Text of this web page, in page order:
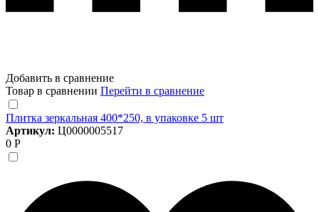
Добавить в сравнение
Товар в сравнении Перейти в сравнение
Плитка зеркальная 400*250, в упаковке 5 шт
Артикул: Ц0000005517
0 Р